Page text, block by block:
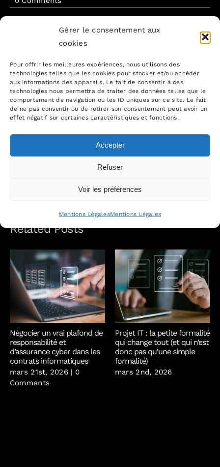
Gérer le consentement aux
cookies
Pour offrir les meilleures expériences, nous utilisons des
technologies telles que les cookies pour stocker et/ou accéder
aux informations des appareils. Le fait de consentir à ces
technologies nous permettra de traiter des données telles que le
comportement de navigation ou les ID uniques sur ce site. Le fait
de ne pas consentir ou de retirer son consentement peut avoir un
effet négatif sur certaines caractéristiques et fonctions.
Accepter
Refuser
Voir les préférences
Mentions LégalesMentions Légales
Nouveau
Monde
avocats
accompagne
GroupeFBO
About the Author:Equipe
Nouveau Monde avocats
Related Posts
Négocier un vrai plafond de
responsabilité et
d’assurance cyber dans les
contrats informatiques
mars 21st, 2026 | 0
Comments
Projet IT : la petite formalité
qui change tout (et qui n’est
donc pas qu’une simple
formalité)
mars 2nd, 2026